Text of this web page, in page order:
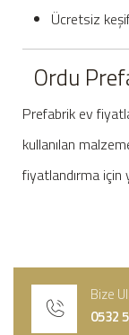
Ücretsiz
Ordu
Prefabrik ev
kullanılan
fiyatlandırma için
Bize
0532